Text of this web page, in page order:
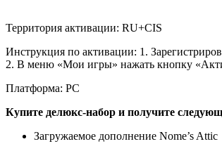
Территория активации: RU+CIS
Инструкция по активации: 1.
2. В меню «Мои игры» нажать кнопку
Платформа: PC
Купите делюкс-набор и получите
Загружаемое дополнение Nome’s Attic